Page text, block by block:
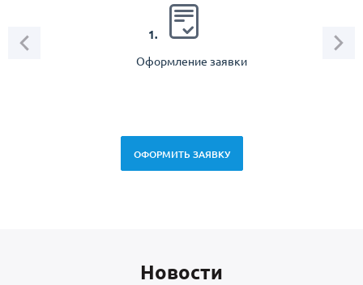
1.
Оформление заявки
ОФОРМИТЬ ЗАЯВКУ
Новоcти